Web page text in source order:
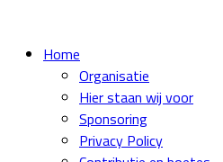
Home
Organisatie
Hier staan wij voor
Sponsoring
Privacy Policy